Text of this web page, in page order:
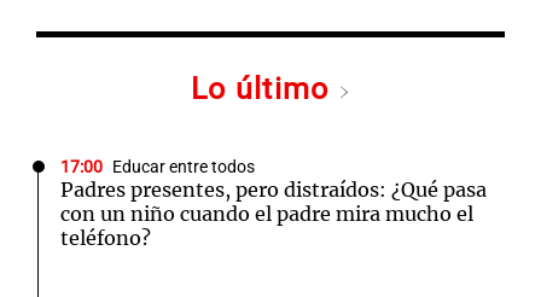
Lo último
17:00 Educar entre todos
Padres presentes, pero distraídos: ¿Qué pasa
con un niño cuando el padre mira mucho el
teléfono?